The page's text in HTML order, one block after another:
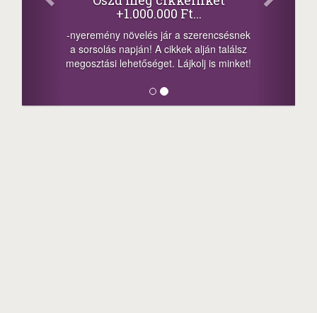
Iratkozz
és olvasásukkal naponta
növelheted
jár a szerencsésnek
A cikkek alján találsz
Lájkolj is minket!